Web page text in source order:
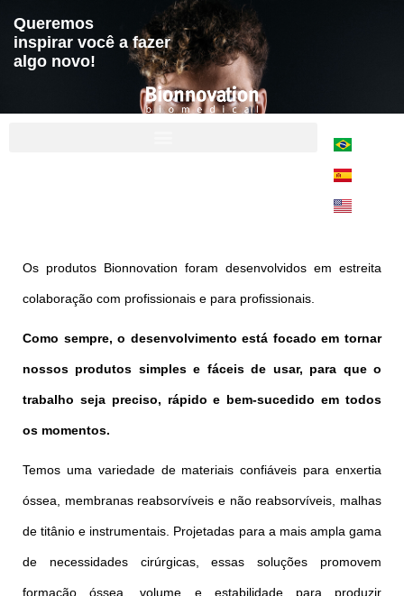
Queremos
inspirar você a fazer
algo novo!
Os produtos Bionnovation foram desenvolvidos em estreita
colaboração com profissionais e para profissionais.
Como sempre, o desenvolvimento está focado em tornar
nossos produtos simples e fáceis de usar, para que o
trabalho seja preciso, rápido e bem-sucedido em todos
os momentos.
Temos uma variedade de materiais confiáveis para enxertia
óssea, membranas reabsorvíveis e não reabsorvíveis, malhas
de titânio e instrumentais. Projetadas para a mais ampla gama
de necessidades cirúrgicas, essas soluções promovem
formação óssea, volume e estabilidade para produzir